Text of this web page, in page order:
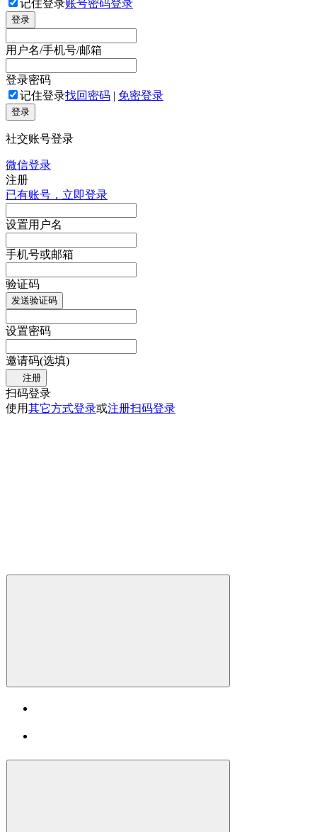
记住登录账号密码登录
登录
用户名/手机号/邮箱
登录密码
记住登录找回密码 | 免密登录
登录
社交账号登录
微信登录
注册
已有账号，立即登录
设置用户名
手机号或邮箱
验证码
发送验证码
设置密码
邀请码(选填)
注册
扫码登录
使用其它方式登录或注册扫码登录